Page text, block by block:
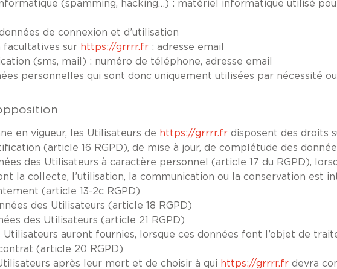
(spamming, hacking…) : matériel informatique utilisé pour
de connexion et d’utilisation
facultatives sur https://grrrr.fr : adresse email
(sms, mail) : numéro de téléphone, adresse email
personnelles qui sont donc uniquement utilisées par nécessité
en vigueur, les Utilisateurs de https://grrrr.fr disposent des droits
(article 16 RGPD), de mise à jour, de complétude des
des Utilisateurs à caractère personnel (article 17 du RGPD),
la collecte, l’utilisation, la communication ou la conservation est
(article 13-2c RGPD)
des Utilisateurs (article 18 RGPD)
des Utilisateurs (article 21 RGPD)
auront fournies, lorsque ces données font l’objet de
(article 20 RGPD)
après leur mort et de choisir à qui
https://grrrr.fr devra